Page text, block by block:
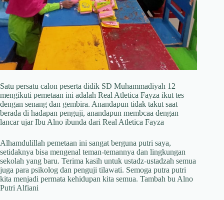
Satu persatu calon peserta didik SD Muhammadiyah 12
mengikuti pemetaan ini adalah Real Atletica Fayza ikut tes
dengan senang dan gembira. Anandapun tidak takut saat
berada di hadapan penguji, anandapun membcaa dengan
lancar ujar Ibu Alno ibunda dari Real Atletica Fayza
Alhamdulillah pemetaan ini sangat berguna putri saya,
setidaknya bisa mengenal teman-temannya dan lingkungan
sekolah yang baru. Terima kasih untuk ustadz-ustadzah semua
juga para psikolog dan penguji tilawati. Semoga putra putri
kita menjadi permata kehidupan kita semua. Tambah bu Alno
Putri Alfiani